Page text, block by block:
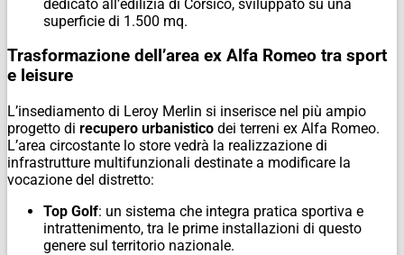
dedicato all’edilizia di Corsico, sviluppato su una
superficie di 1.500 mq.
Trasformazione dell’area ex Alfa Romeo tra sport
e leisure
L’insediamento di Leroy Merlin si inserisce nel più ampio
progetto di recupero urbanistico dei terreni ex Alfa Romeo.
L’area circostante lo store vedrà la realizzazione di
infrastrutture multifunzionali destinate a modificare la
vocazione del distretto:
Top Golf: un sistema che integra pratica sportiva e
intrattenimento, tra le prime installazioni di questo
genere sul territorio nazionale.